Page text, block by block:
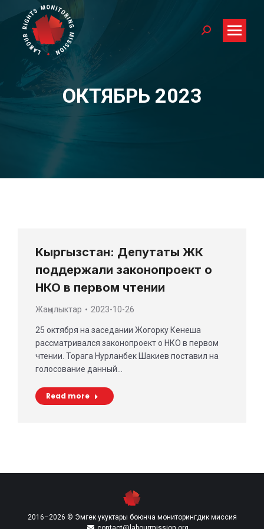
Search:
ОКТЯБРЬ 2023
You are here:
Кыргызстан: Депутаты ЖК
поддержали законопроект о
НКО в первом чтении
Жаңылыктар 2023-10-26
25 октября на заседании Жогорку Кенеша
рассматривался законопроект о НКО в первом
чтении. Торага Нурланбек Шакиев поставил на
голосование данный…
Read more
2016–2026 © Эмгек укуктары боюнча мониторингдик миссия